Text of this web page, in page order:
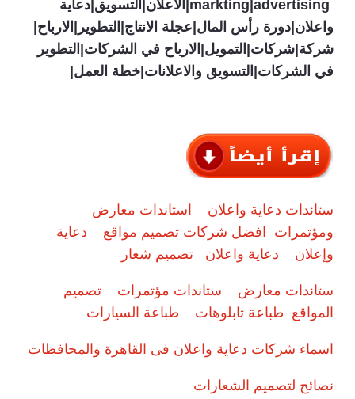
markting|advertising |الاعلان|التسويق|دعاية
واعلان|دورة رأس المال|عجلة الانتاج|التطوير|الارباح|
شركة|شركات|التمويل|الارباح في الشركات|التطوير
في الشركات|التسويق والاعلانات|خطة العمل|
ستاندات دعاية واعلان
استاندات معارض
ومؤتمرات
افضل شركات تصميم مواقع
دعاية
وإعلان
دعاية واعلان تصميم شعار
ستاندات معارض ستاندات مؤتمرات
تصميم
المواقع طباعة تابلوهات طباعة السيارات
اسماء شركات دعاية واعلان فى القاهرة والمحافظات
نصائح لتصميم الشعارات